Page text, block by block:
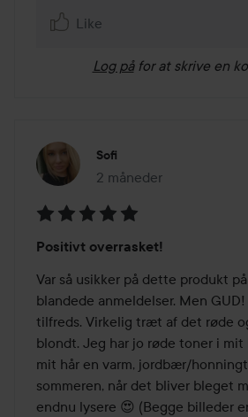
Like
Log på for at skrive en
Sofi
2 måneder
Posten blev oprettet 2
5
ud
af
5
Positivt overrasket!
Var så usikker på dette produkt
blandede anmeldelser. Men
tilfreds. Virkelig træt af det røde
blondt. Jeg har jo røde toner i mit
mit hår en varm, jordbær/
sommeren, når det bliver bleget
endnu lysere 😍 (Begge billeder